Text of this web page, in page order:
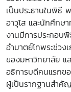
เป็นประธานในพิธี
อาวุโส และนักศึกษ
งานมีการประกอบ
อำมาตย์โทพระช่ว
ของมหาวิทยาลัย แ
อธิการบดีคนแรกข
ผู้เป็นรากฐานสำคั